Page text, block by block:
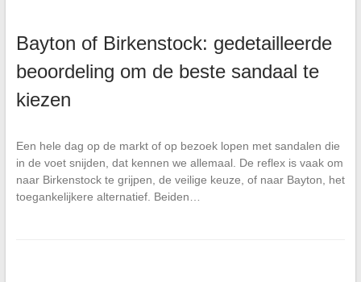
Bayton of Birkenstock: gedetailleerde
beoordeling om de beste sandaal te
kiezen
Een hele dag op de markt of op bezoek lopen met sandalen die
in de voet snijden, dat kennen we allemaal. De reflex is vaak om
naar Birkenstock te grijpen, de veilige keuze, of naar Bayton, het
toegankelijkere alternatief. Beiden…